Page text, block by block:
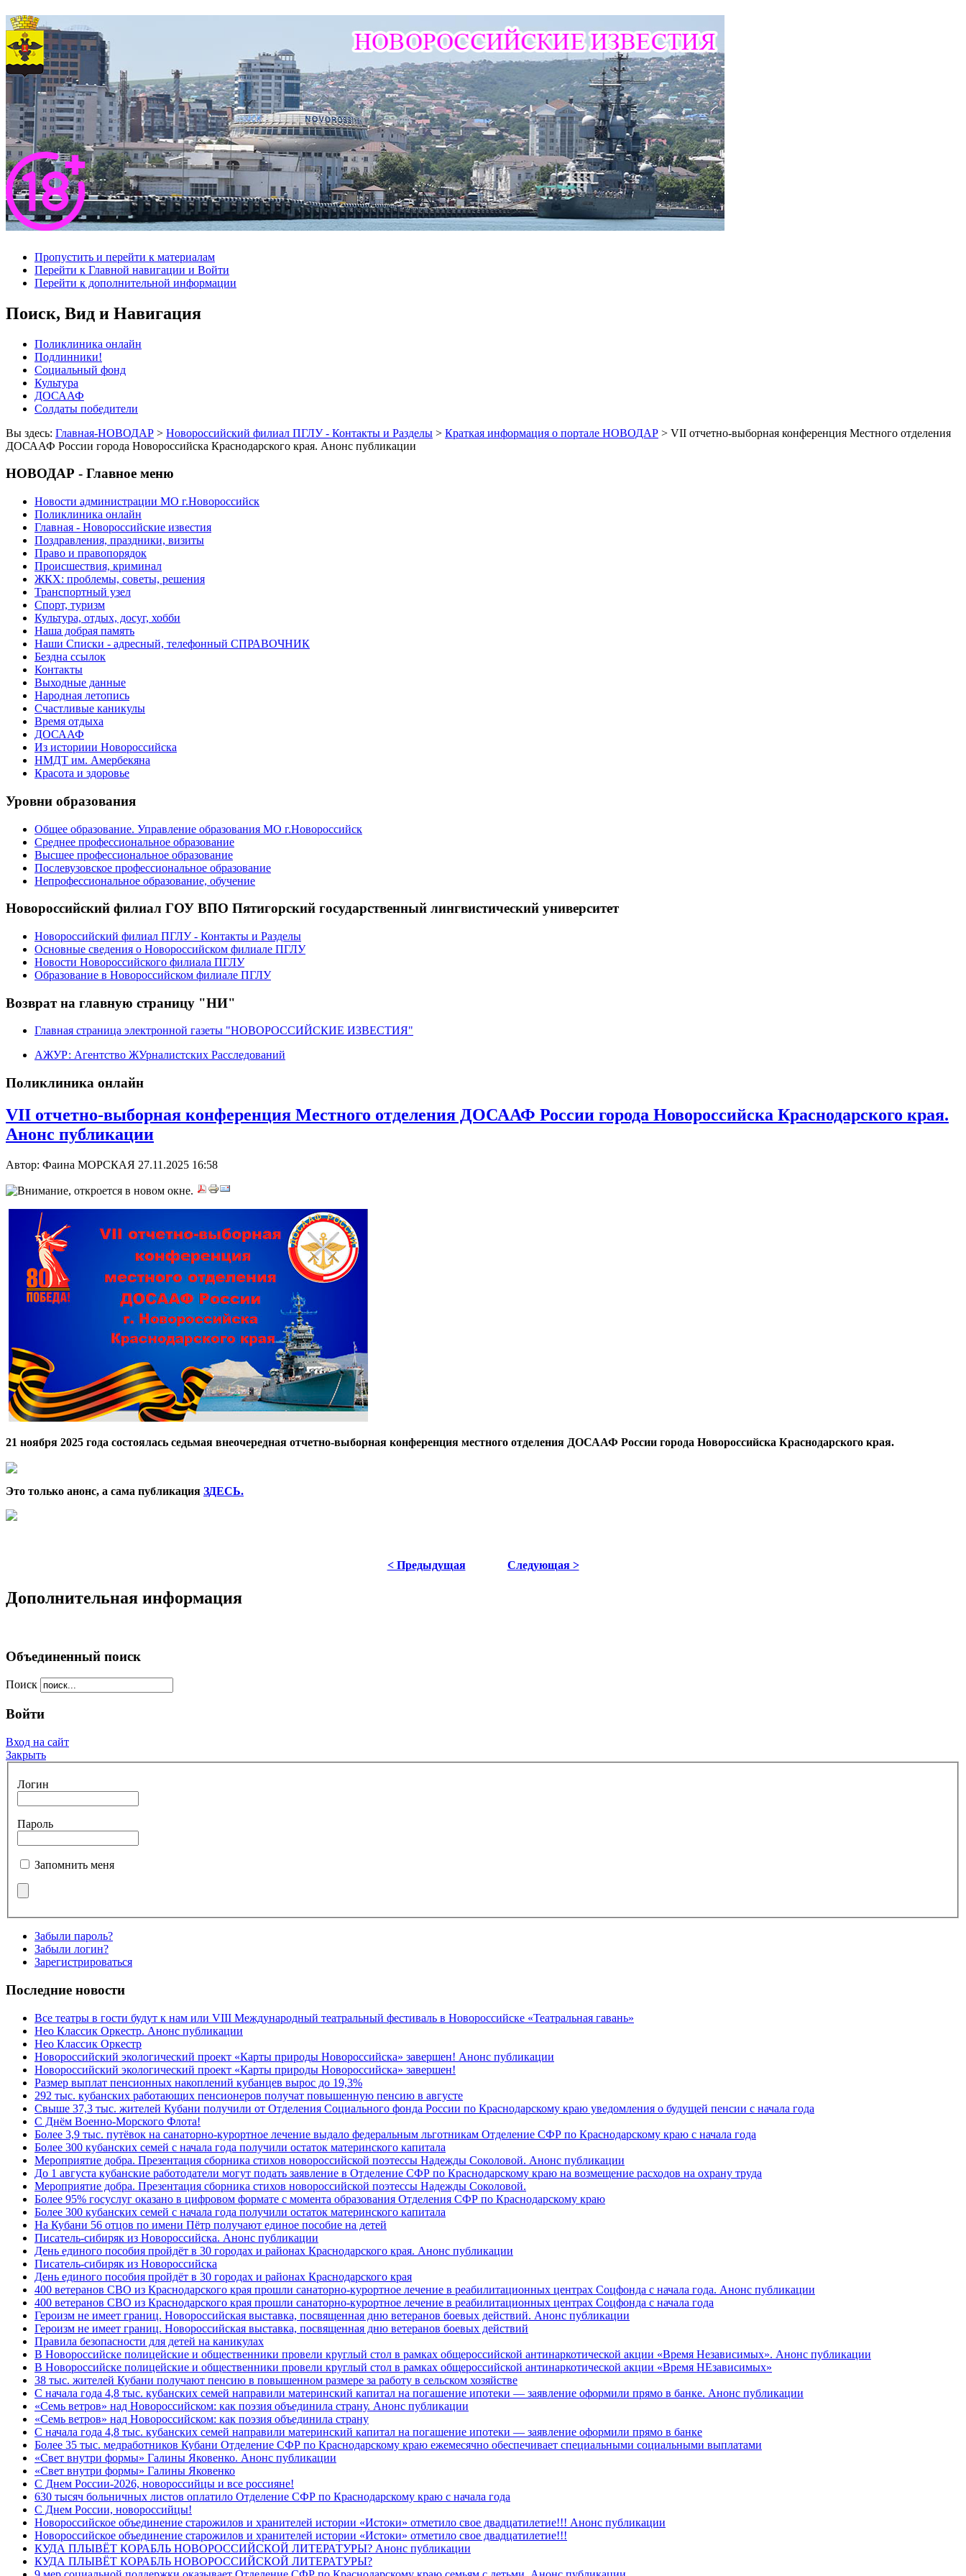
Пропустить и перейти к материалам
Перейти к Главной навигации и Войти
Перейти к дополнительной информации
Поиск, Вид и Навигация
Поликлиника онлайн
Подлинники!
Социальный фонд
Культура
ДОСААФ
Солдаты победители
Вы здесь: Главная-НОВОДАР > Новороссийский филиал ПГЛУ - Контакты и Разделы > Краткая информация о портале НОВОДАР > VII отчетно-выборная конференция Местного отделения
ДОСААФ России города Новороссийска Краснодарского края. Анонс публикации
НОВОДАР - Главное меню
Новости администрации МО г.Новороссийск
Поликлиника онлайн
Главная - Новороссийские известия
Поздравления, праздники, визиты
Право и правопорядок
Происшествия, криминал
ЖКХ: проблемы, советы, решения
Транспортный узел
Спорт, туризм
Культура, отдых, досуг, хобби
Наша добрая память
Наши Списки - адресный, телефонный СПРАВОЧНИК
Бездна ссылок
Контакты
Выходные данные
Народная летопись
Счастливые каникулы
Время отдыха
ДОСААФ
Из историии Новороссийска
НМДТ им. Амербекяна
Красота и здоровье
Уровни образования
Общее образование. Управление образования МО г.Новороссийск
Среднее профессиональное образование
Высшее профессиональное образование
Послевузовское профессиональное образование
Непрофессиональное образование, обучение
Новороссийский филиал ГОУ ВПО Пятигорский государственный лингвистический университет
Новороссийский филиал ПГЛУ - Контакты и Разделы
Основные сведения о Новороссийском филиале ПГЛУ
Новости Новороссийского филиала ПГЛУ
Образование в Новороссийском филиале ПГЛУ
Возврат на главную страницу "НИ"
Главная страница электронной газеты "НОВОРОССИЙСКИЕ ИЗВЕСТИЯ"
АЖУР: Агентство ЖУрналистских Расследований
Поликлиника онлайн
VII отчетно-выборная конференция Местного отделения ДОСААФ России города Новороссийска Краснодарского края.
Анонс публикации
Автор: Фаина МОРСКАЯ 27.11.2025 16:58
21 ноября 2025 года состоялась седьмая внеочередная отчетно-выборная конференция местного отделения ДОСААФ России города Новороссийска Краснодарского края.
Это только анонс, а сама публикация ЗДЕСЬ.
< Предыдущая Следующая >
Дополнительная информация
Объединенный поиск
Поиск
Войти
Вход на сайт
Закрыть
Логин
Пароль
Запомнить меня
Забыли пароль?
Забыли логин?
Зарегистрироваться
Последние новости
Все театры в гости будут к нам или VIII Международный театральный фестиваль в Новороссийске «Театральная гавань»
Нео Классик Оркестр. Анонс публикации
Нео Классик Оркестр
Новороссийский экологический проект «Карты природы Новороссийска» завершен! Анонс публикации
Новороссийский экологический проект «Карты природы Новороссийска» завершен!
Размер выплат пенсионных накоплений кубанцев вырос до 19,3%
292 тыс. кубанских работающих пенсионеров получат повышенную пенсию в августе
Свыше 37,3 тыс. жителей Кубани получили от Отделения Социального фонда России по Краснодарскому краю уведомления о будущей пенсии с начала года
C Днём Военно-Морского Флота!
Более 3,9 тыс. путёвок на санаторно-курортное лечение выдало федеральным льготникам Отделение СФР по Краснодарскому краю с начала года
Более 300 кубанских семей с начала года получили остаток материнского капитала
Мероприятие добра. Презентация сборника стихов новороссийской поэтессы Надежды Соколовой. Анонс публикации
До 1 августа кубанские работодатели могут подать заявление в Отделение СФР по Краснодарскому краю на возмещение расходов на охрану труда
Мероприятие добра. Презентация сборника стихов новороссийской поэтессы Надежды Соколовой.
Более 95% госуслуг оказано в цифровом формате с момента образования Отделения СФР по Краснодарскому краю
Более 300 кубанских семей с начала года получили остаток материнского капитала
На Кубани 56 отцов по имени Пётр получают единое пособие на детей
Писатель-сибиряк из Новороссийска. Анонс публикации
День единого пособия пройдёт в 30 городах и районах Краснодарского края. Анонс публикации
Писатель-сибиряк из Новороссийска
День единого пособия пройдёт в 30 городах и районах Краснодарского края
400 ветеранов СВО из Краснодарского края прошли санаторно-курортное лечение в реабилитационных центрах Соцфонда с начала года. Анонс публикации
400 ветеранов СВО из Краснодарского края прошли санаторно-курортное лечение в реабилитационных центрах Соцфонда с начала года
Героизм не имеет границ. Новороссийская выставка, посвященная дню ветеранов боевых действий. Анонс публикации
Героизм не имеет границ. Новороссийская выставка, посвященная дню ветеранов боевых действий
Правила безопасности для детей на каникулах
В Новороссийске полицейские и общественники провели круглый стол в рамках общероссийской антинаркотической акции «Время Независимых». Анонс публикации
В Новороссийске полицейские и общественники провели круглый стол в рамках общероссийской антинаркотической акции «Время НЕзависимых»
38 тыс. жителей Кубани получают пенсию в повышенном размере за работу в сельском хозяйстве
С начала года 4,8 тыс. кубанских семей направили материнский капитал на погашение ипотеки — заявление оформили прямо в банке. Анонс публикации
«Семь ветров» над Новороссийском: как поэзия объединила страну. Анонс публикации
«Семь ветров» над Новороссийском: как поэзия объединила страну
С начала года 4,8 тыс. кубанских семей направили материнский капитал на погашение ипотеки — заявление оформили прямо в банке
Более 35 тыс. медработников Кубани Отделение СФР по Краснодарскому краю ежемесячно обеспечивает специальными социальными выплатами
«Свет внутри формы» Галины Яковенко. Анонс публикации
«Свет внутри формы» Галины Яковенко
C Днем России-2026, новороссийцы и все россияне!
630 тысяч больничных листов оплатило Отделение СФР по Краснодарскому краю с начала года
C Днем России, новороссийцы!
Новороссийское объединение старожилов и хранителей истории «Истоки» отметило свое двадцатилетие!!! Анонс публикации
Новороссийское объединение старожилов и хранителей истории «Истоки» отметило свое двадцатилетие!!!
КУДА ПЛЫВЁТ КОРАБЛЬ НОВОРОССИЙСКОЙ ЛИТЕРАТУРЫ? Анонс публикации
КУДА ПЛЫВЁТ КОРАБЛЬ НОВОРОССИЙСКОЙ ЛИТЕРАТУРЫ?